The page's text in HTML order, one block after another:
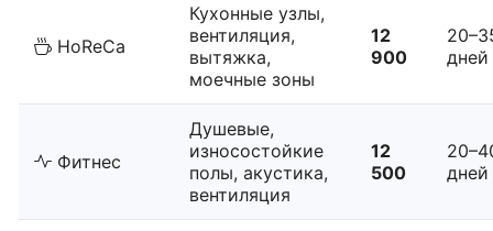
HoReCa
Кухонные узлы,
вентиляция,
вытяжка,
моечные зоны
12
900
дней
Фитнес
Душевые,
износостойкие
полы, акустика,
вентиляция
12
500
дней